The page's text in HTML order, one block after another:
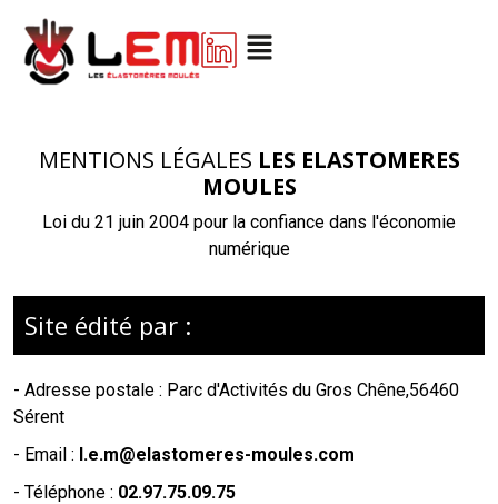
MENTIONS LÉGALES LES ELASTOMERES
MOULES
Loi du 21 juin 2004 pour la confiance dans l'économie
numérique
Site édité par :
- Adresse postale : Parc d'Activités du Gros Chêne,56460
Sérent
- Email : l.e.m@elastomeres-moules.com
- Téléphone : 02.97.75.09.75